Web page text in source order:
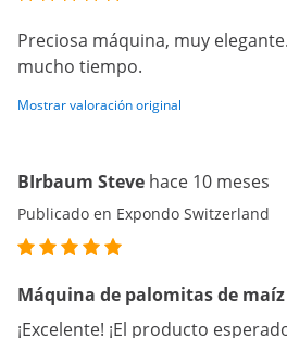
Preciosa máquina, muy
mucho tiempo.
Mostrar valoración original
BIrbaum Steve hace 10 meses
Publicado en Expondo Switzerland
Máquina de palomitas de maíz
¡Excelente! ¡El producto